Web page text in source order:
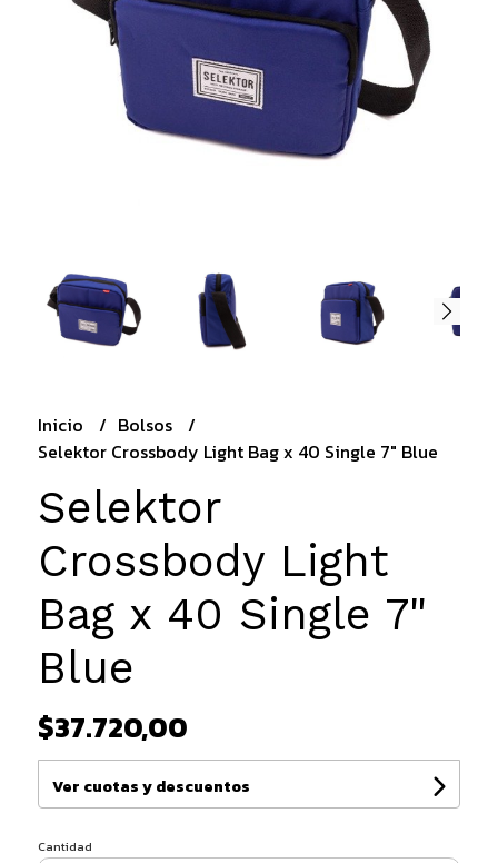
Inicio
Bolsos
Selektor Crossbody Light Bag x 40 Single 7" Blue
Selektor
Crossbody Light
Bag x 40 Single 7"
Blue
$37.720,00
Ver cuotas y descuentos
Cantidad